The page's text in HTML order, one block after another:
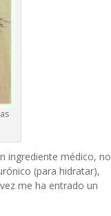
ingrediente médico, no
(para hidratar),
me ha entrado un